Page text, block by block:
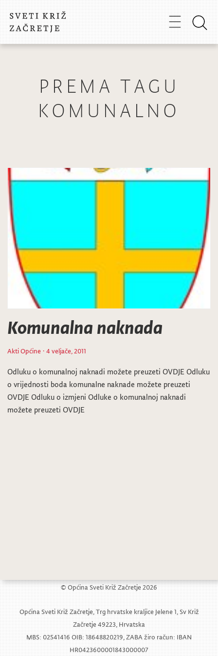
PREMA TAGU
KOMUNALNO
Komunalna naknada
Akti Općine · 4 veljače, 2011
Odluku o komunalnoj naknadi možete preuzeti OVDJE Odluku
o vrijednosti boda komunalne naknade možete preuzeti
OVDJE Odluku o izmjeni Odluke o komunalnoj naknadi
možete preuzeti OVDJE
© Općina Sveti Križ Začretje 2026
Općina Sveti Križ Začretje, Trg hrvatske kraljice Jelene 1, Sv Križ
Začretje 49223, Hrvatska
MBS: 02541416 OIB: 18648820219, ZABA žiro račun: IBAN
HR0423600001843000007